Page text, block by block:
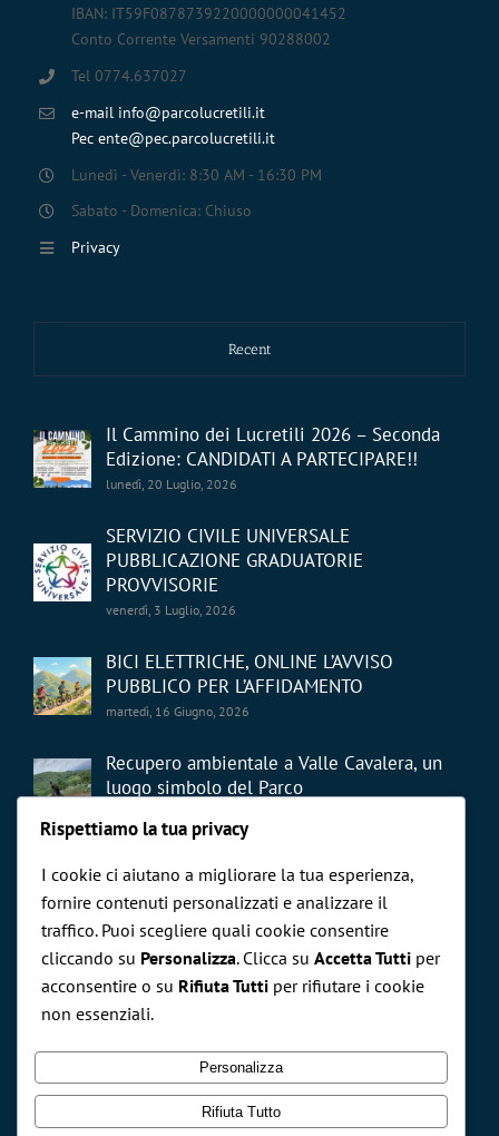
IBAN: IT59F0878739220000000041452
Conto Corrente Versamenti 90288002
Tel 0774.637027
e-mail info@parcolucretili.it
Pec ente@pec.parcolucretili.it
Lunedì - Venerdì: 8:30 AM - 16:30 PM
Sabato - Domenica: Chiuso
Privacy
Recent
Il Cammino dei Lucretili 2026 – Seconda
Edizione: CANDIDATI A PARTECIPARE!!
lunedì, 20 Luglio, 2026
SERVIZIO CIVILE UNIVERSALE
PUBBLICAZIONE GRADUATORIE
PROVVISORIE
venerdì, 3 Luglio, 2026
BICI ELETTRICHE, ONLINE L’AVVISO
PUBBLICO PER L’AFFIDAMENTO
martedì, 16 Giugno, 2026
Recupero ambientale a Valle Cavalera, un
luogo simbolo del Parco
CERCA NEL SITO
Cerca
per:
Rispettiamo la tua privacy
I cookie ci aiutano a migliorare la tua esperienza,
fornire contenuti personalizzati e analizzare il
traffico. Puoi scegliere quali cookie consentire
cliccando su Personalizza. Clicca su Accetta Tutti per
acconsentire o su Rifiuta Tutti per rifiutare i cookie
non essenziali.
Personalizza
Rifiuta Tutto